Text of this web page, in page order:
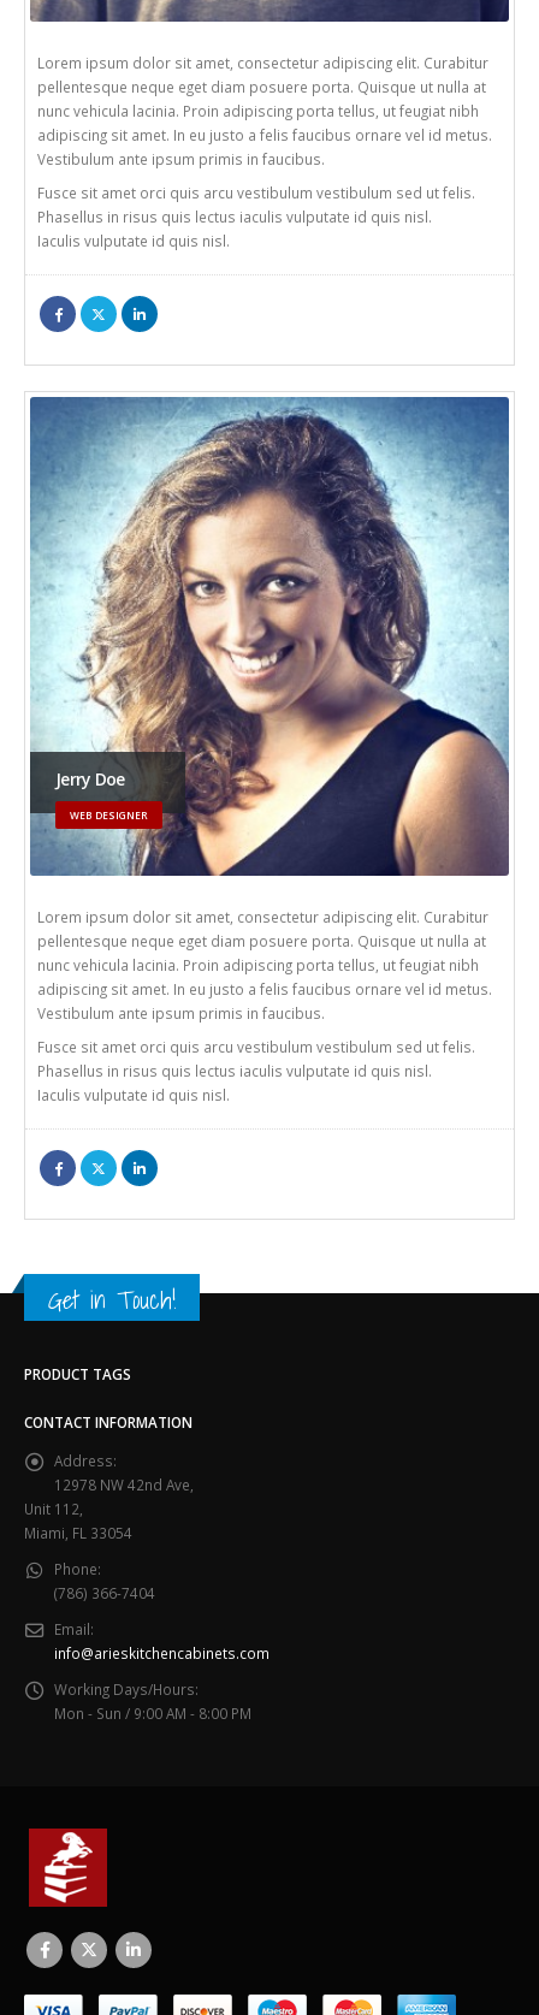
Lorem ipsum dolor sit amet, consectetur adipiscing elit. Curabitur
pellentesque neque eget diam posuere porta. Quisque ut nulla at
nunc vehicula lacinia. Proin adipiscing porta tellus, ut feugiat nibh
adipiscing sit amet. In eu justo a felis faucibus ornare vel id metus.
Vestibulum ante ipsum primis in faucibus.
Fusce sit amet orci quis arcu vestibulum vestibulum sed ut felis.
Phasellus in risus quis lectus iaculis vulputate id quis nisl.
Iaculis vulputate id quis nisl.
Jerry Doe
WEB DESIGNER
Lorem ipsum dolor sit amet, consectetur adipiscing elit. Curabitur
pellentesque neque eget diam posuere porta. Quisque ut nulla at
nunc vehicula lacinia. Proin adipiscing porta tellus, ut feugiat nibh
adipiscing sit amet. In eu justo a felis faucibus ornare vel id metus.
Vestibulum ante ipsum primis in faucibus.
Fusce sit amet orci quis arcu vestibulum vestibulum sed ut felis.
Phasellus in risus quis lectus iaculis vulputate id quis nisl.
Iaculis vulputate id quis nisl.
Get in Touch!
PRODUCT TAGS
CONTACT INFORMATION
Address:
12978 NW 42nd Ave,
Unit 112,
Miami, FL 33054
Phone:
(786) 366-7404
Email:
info@arieskitchencabinets.com
Working Days/Hours:
Mon - Sun / 9:00 AM - 8:00 PM